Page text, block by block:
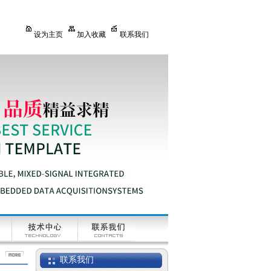
设为主页 加入收藏 联系我们
联系我们